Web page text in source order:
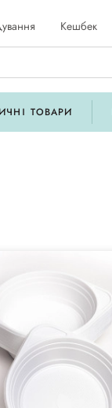
Кешбек
ТОВАРИ